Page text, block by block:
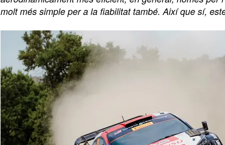
molt més simple per a la fiabilitat també. Així que sí,